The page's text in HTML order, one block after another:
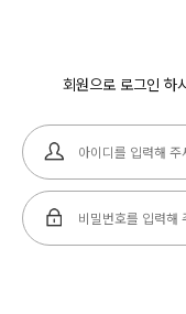
회원으로 로그인 하